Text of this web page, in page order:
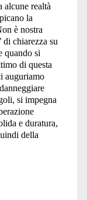
alcune realtà
la
è nostra
di chiarezza su
quando si
di questa
auguriamo
si impegna
e duratura,
della